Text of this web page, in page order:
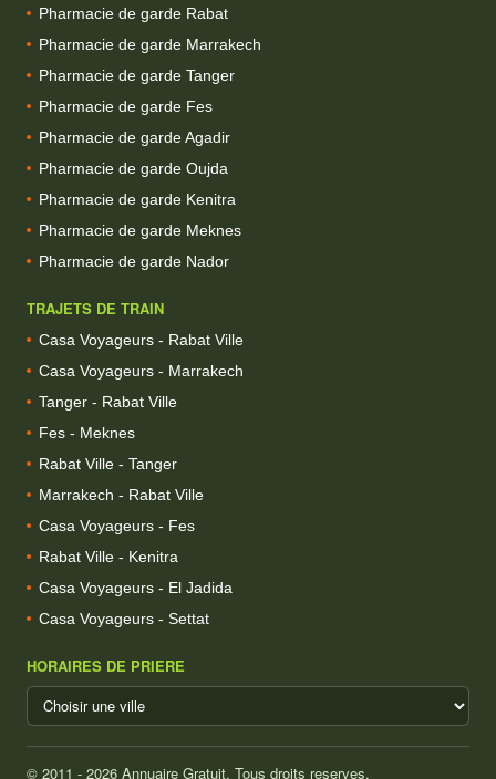
Pharmacie de garde Rabat
Pharmacie de garde Marrakech
Pharmacie de garde Tanger
Pharmacie de garde Fes
Pharmacie de garde Agadir
Pharmacie de garde Oujda
Pharmacie de garde Kenitra
Pharmacie de garde Meknes
Pharmacie de garde Nador
TRAJETS DE TRAIN
Casa Voyageurs - Rabat Ville
Casa Voyageurs - Marrakech
Tanger - Rabat Ville
Fes - Meknes
Rabat Ville - Tanger
Marrakech - Rabat Ville
Casa Voyageurs - Fes
Rabat Ville - Kenitra
Casa Voyageurs - El Jadida
Casa Voyageurs - Settat
HORAIRES DE PRIERE
© 2011 - 2026 Annuaire Gratuit. Tous droits reserves.